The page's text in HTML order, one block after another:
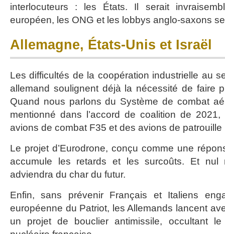
interlocuteurs : les États. Il serait
européen, les ONG et les lobbys anglo-saxons
Allemagne, États-Unis et Israël
Les difficultés de la coopération industrielle au
allemand soulignent déjà la nécessité de faire
Quand nous parlons du Système de combat
mentionné dans l’accord de coalition de
avions de combat F35 et des avions de
Le projet d’Eurodrone, conçu comme une
accumule les retards et les surcoûts. Et
adviendra du char du futur.
Enfin, sans prévenir Français et Italiens
européenne du Patriot, les Allemands lancent
un projet de bouclier antimissile, occultant